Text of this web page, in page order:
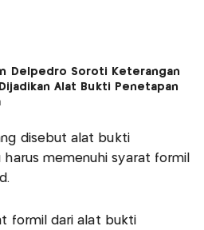
Delpedro Soroti Keterangan
Alat Bukti Penetapan
disebut alat bukti
memenuhi syarat formil
formil dari alat bukti